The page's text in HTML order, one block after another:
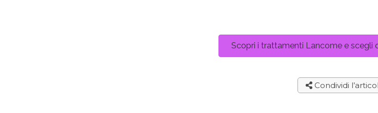
Scopri i trattamenti Lancome e scegli
Condividi